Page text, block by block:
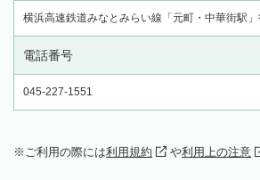
横浜高速鉄道みなとみらい線「元町・中華街駅
電話番号
045-227-1551
ご利用の際には利用規約 や利用上の注意